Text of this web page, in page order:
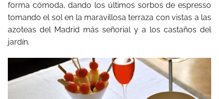
forma cómoda, dando los últimos sorbos de espresso
tomando el sol en la maravillosa terraza con vistas a las
azoteas del Madrid más señorial y a los castaños del
jardín.